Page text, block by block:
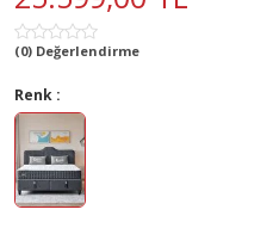
(0) Değerlendirme
Renk :